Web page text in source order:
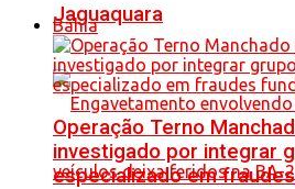
Jaguaquara
Bahia
Operação Terno
investigado por integrar
especializado em